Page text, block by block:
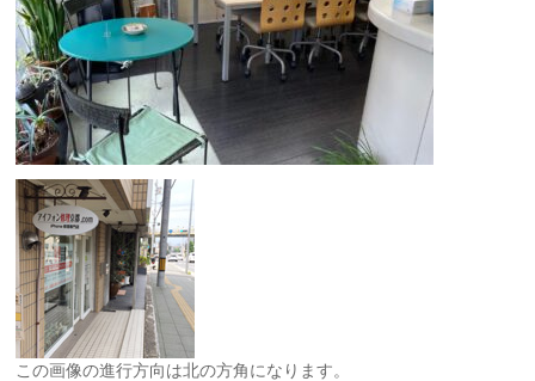
この画像の進行方向は北の方角になります。